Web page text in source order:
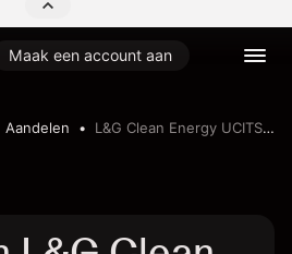
Maak een account aan
Aandelen L&G Clean Energy UCITS ETF